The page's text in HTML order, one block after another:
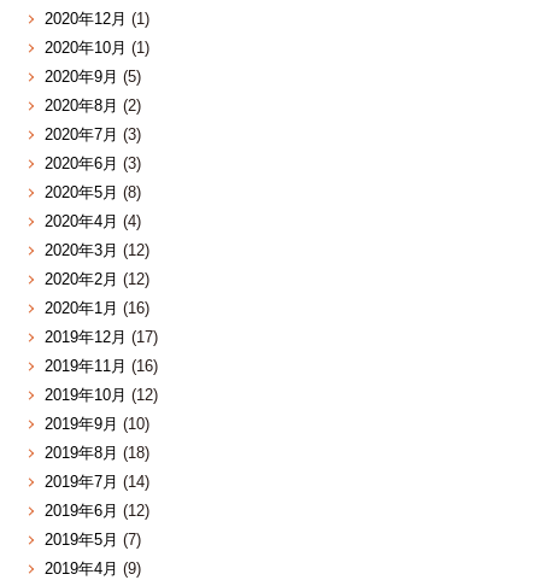
2020年12月 (1)
2020年10月 (1)
2020年9月 (5)
2020年8月 (2)
2020年7月 (3)
2020年6月 (3)
2020年5月 (8)
2020年4月 (4)
2020年3月 (12)
2020年2月 (12)
2020年1月 (16)
2019年12月 (17)
2019年11月 (16)
2019年10月 (12)
2019年9月 (10)
2019年8月 (18)
2019年7月 (14)
2019年6月 (12)
2019年5月 (7)
2019年4月 (9)